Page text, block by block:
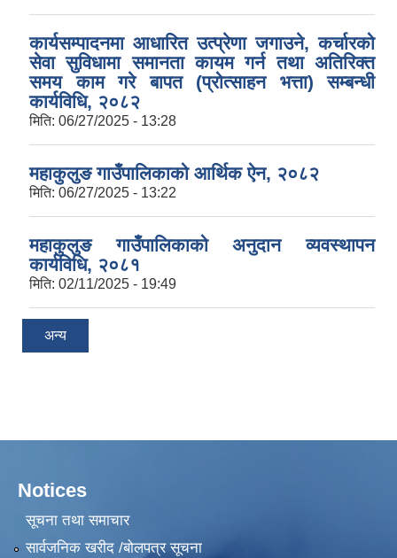
कार्यसम्पादनमा आधारित उत्प्रेणा जगाउने, कर्चारको
सेवा सुविधामा समानता कायम गर्न तथा अतिरिक्त
समय काम गरे बापत (प्रोत्साहन भत्ता) सम्बन्धी
कार्यविधि, २०८२
मिति: 06/27/2025 - 13:28
महाकुलुङ गाउँपालिकाको आर्थिक ऐन, २०८२
मिति: 06/27/2025 - 13:22
महाकुलुङ गाउँपालिकाको अनुदान व्यवस्थापन
कार्यविधि, २०८१
मिति: 02/11/2025 - 19:49
अन्य
Notices
सूचना तथा समाचार
सार्वजनिक खरीद /बोलपत्र सूचना